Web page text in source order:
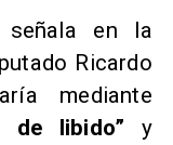
en la
Ricardo
mediante
de libido” y